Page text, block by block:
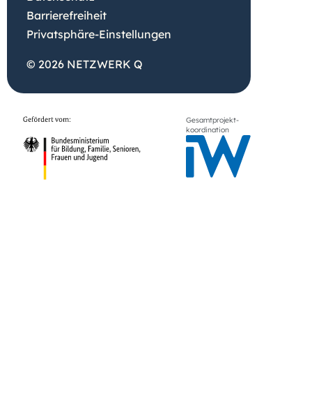
Barrierefreiheit
Privatsphäre-Einstellungen
© 2026 NETZWERK Q
Gesamtprojekt-
koordination